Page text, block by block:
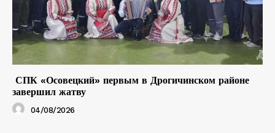
СПК «Осовецкий» первым в Дрогичинском районе
завершил жатву
04/08/2026